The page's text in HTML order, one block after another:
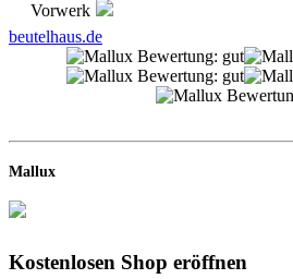
Vorwerk
beutelhaus.de
Mallux
Kostenlosen Shop eröffnen